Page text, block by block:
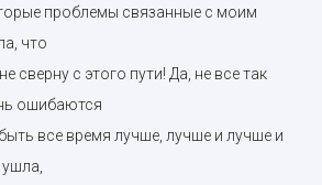
проблемы связанные с моим
что
сверну с этого пути! Да, не все так
ошибаются
все время лучше, лучше и лучше и
ушла,